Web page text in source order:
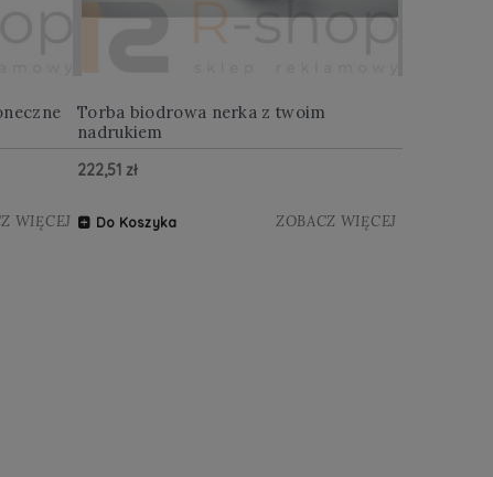
WIĘCEJ
Torba biodrowa nerka z twoim
nadrukiem
222,51 zł
Do Koszyka ZOBACZ WIĘCEJ